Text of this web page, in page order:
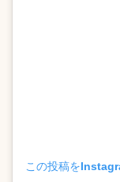
この投稿を